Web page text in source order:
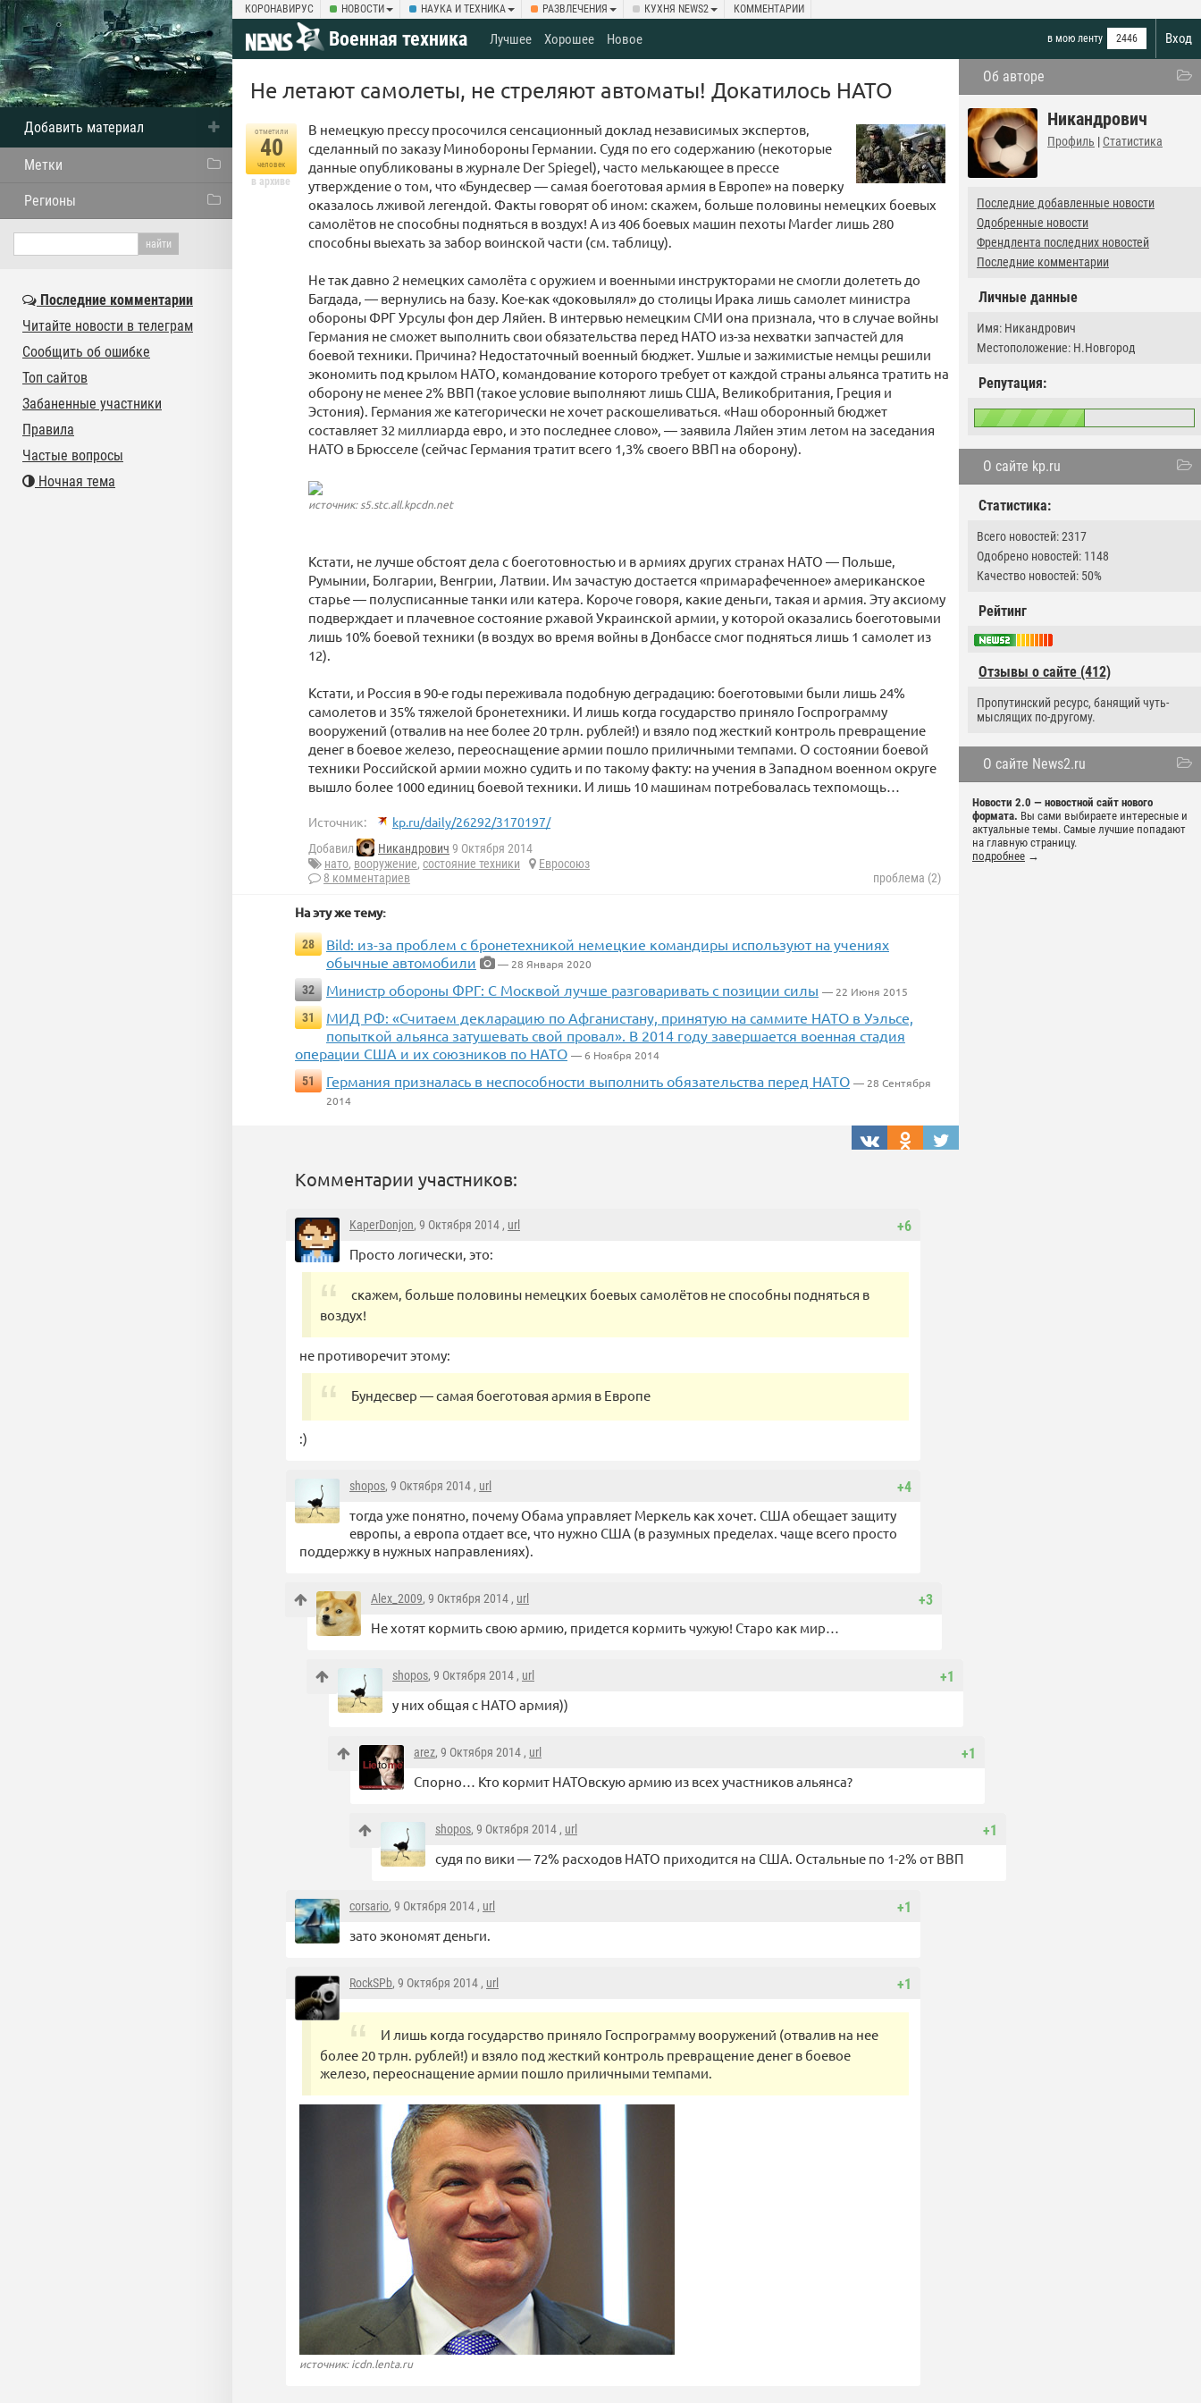
КОРОНАВИРУС НОВОСТИ НАУКА И ТЕХНИКА РАЗВЛЕЧЕНИЯ КУХНЯ NEWS2 КОММЕНТАРИИ
Вход
Военная техника в мою ленту 2446
Лучшее Хорошее Новое
Об авторе
Никандрович
Профиль | Статистика
Последние добавленные новости
Одобренные новости
Френдлента последних новостей
Последние комментарии
Личные данные
Имя: Никандрович
Местоположение: Н.Новгород
Репутация:
О сайте kp.ru
Статистика:
Всего новостей: 2317
Одобрено новостей: 1148
Качество новостей: 50%
Рейтинг
Отзывы о сайте (412)
Пропутинский ресурс, банящий чуть-
мыслящих по-другому.
О сайте News2.ru
Новости 2.0 — новостной сайт нового
формата. Вы сами выбираете интересные и
актуальные темы. Самые лучшие попадают
на главную страницу.
подробнее →
Не летают самолеты, не стреляют автоматы! Докатилось НАТО
отметили
40
человек
в архиве
В немецкую прессу просочился сенсационный доклад независимых экспертов,
сделанный по заказу Минобороны Германии. Судя по его содержанию (некоторые
данные опубликованы в журнале Der Spiegel), часто мелькающее в прессе
утверждение о том, что «Бундесвер — самая боеготовая армия в Европе» на поверку
оказалось лживой легендой. Факты говорят об ином: скажем, больше половины немецких боевых
самолётов не способны подняться в воздух! А из 406 боевых машин пехоты Marder лишь 280
способны выехать за забор воинской части (см. таблицу).
Не так давно 2 немецких самолёта с оружием и военными инструкторами не смогли долететь до
Багдада, — вернулись на базу. Кое-как «доковылял» до столицы Ирака лишь самолет министра
обороны ФРГ Урсулы фон дер Ляйен. В интервью немецким СМИ она признала, что в случае войны
Германия не сможет выполнить свои обязательства перед НАТО из-за нехватки запчастей для
боевой техники. Причина? Недостаточный военный бюджет. Ушлые и зажимистые немцы решили
экономить под крылом НАТО, командование которого требует от каждой страны альянса тратить на
оборону не менее 2% ВВП (такое условие выполняют лишь США, Великобритания, Греция и
Эстония). Германия же категорически не хочет раскошеливаться. «Наш оборонный бюджет
составляет 32 миллиарда евро, и это последнее слово», — заявила Ляйен этим летом на заседания
НАТО в Брюсселе (сейчас Германия тратит всего 1,3% своего ВВП на оборону).
источник: s5.stc.all.kpcdn.net
Кстати, не лучше обстоят дела с боеготовностью и в армиях других странах НАТО — Польше,
Румынии, Болгарии, Венгрии, Латвии. Им зачастую достается «примарафеченное» американское
старье — полусписанные танки или катера. Короче говоря, какие деньги, такая и армия. Эту аксиому
подверждает и плачевное состояние ржавой Украинской армии, у которой оказались боеготовыми
лишь 10% боевой техники (в воздух во время войны в Донбассе смог подняться лишь 1 самолет из
12).
Кстати, и Россия в 90-е годы переживала подобную деградацию: боеготовыми были лишь 24%
самолетов и 35% тяжелой бронетехники. И лишь когда государство приняло Госпрограмму
вооружений (отвалив на нее более 20 трлн. рублей!) и взяло под жесткий контроль превращение
денег в боевое железо, переоснащение армии пошло приличными темпами. О состоянии боевой
техники Российской армии можно судить и по такому факту: на учения в Западном военном округе
вышло более 1000 единиц боевой техники. И лишь 10 машинам потребовалась техпомощь…
Источник: kp.ru/daily/26292/3170197/
Добавил Никандрович 9 Октября 2014
нато, вооружение, состояние техники
Евросоюз
8 комментариев
проблема (2)
На эту же тему:
28
Bild: из-за проблем с бронетехникой немецкие командиры используют на учениях
обычные автомобили
— 28 Января 2020
32
Министр обороны ФРГ: С Москвой лучше разговаривать с позиции силы — 22 Июня 2015
31
МИД РФ: «Считаем декларацию по Афганистану, принятую на саммите НАТО в Уэльсе,
попыткой альянса затушевать свой провал». В 2014 году завершается военная стадия
операции США и их союзников по НАТО — 6 Ноября 2014
51
Германия призналась в неспособности выполнить обязательства перед НАТО — 28 Сентября
2014
Комментарии участников:
+6
KaperDonjon, 9 Октября 2014 , url
Просто логически, это:
скажем, больше половины немецких боевых самолётов не способны подняться в
воздух!
не противоречит этому:
Бундесвер — самая боеготовая армия в Европе
:)
+4
shopos, 9 Октября 2014 , url
тогда уже понятно, почему Обама управляет Меркель как хочет. США обещает защиту
европы, а европа отдает все, что нужно США (в разумных пределах. чаще всего просто
поддержку в нужных направлениях).
+3
Alex_2009, 9 Октября 2014 , url
Не хотят кормить свою армию, придется кормить чужую! Старо как мир…
+1
shopos, 9 Октября 2014 , url
у них общая с НАТО армия))
+1
arez, 9 Октября 2014 , url
Спорно… Кто кормит НАТОвскую армию из всех участников альянса?
+1
shopos, 9 Октября 2014 , url
судя по вики — 72% расходов НАТО приходится на США. Остальные по 1-2% от ВВП
+1
corsario, 9 Октября 2014 , url
зато экономят деньги.
+1
RockSPb, 9 Октября 2014 , url
И лишь когда государство приняло Госпрограмму вооружений (отвалив на нее
более 20 трлн. рублей!) и взяло под жесткий контроль превращение денег в боевое
железо, переоснащение армии пошло приличными темпами.
источник: icdn.lenta.ru
Добавить материал
Метки
Регионы
Последние комментарии
Читайте новости в телеграм
Сообщить об ошибке
Топ сайтов
Забаненные участники
Правила
Частые вопросы
Ночная тема